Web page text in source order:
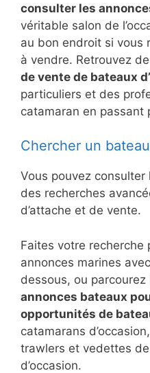
consulter les
véritable salon de
au bon endroit si vous
à vendre. Retrouvez
de vente de bateaux
particuliers et des
catamaran en passant
Chercher un
Vous pouvez
des recherches
d’attache et de vente.
Faites votre recherche
annonces marines
dessous, ou parcourez
annonces bateaux
opportunités de
catamarans
trawlers et vedettes
d’occasion.